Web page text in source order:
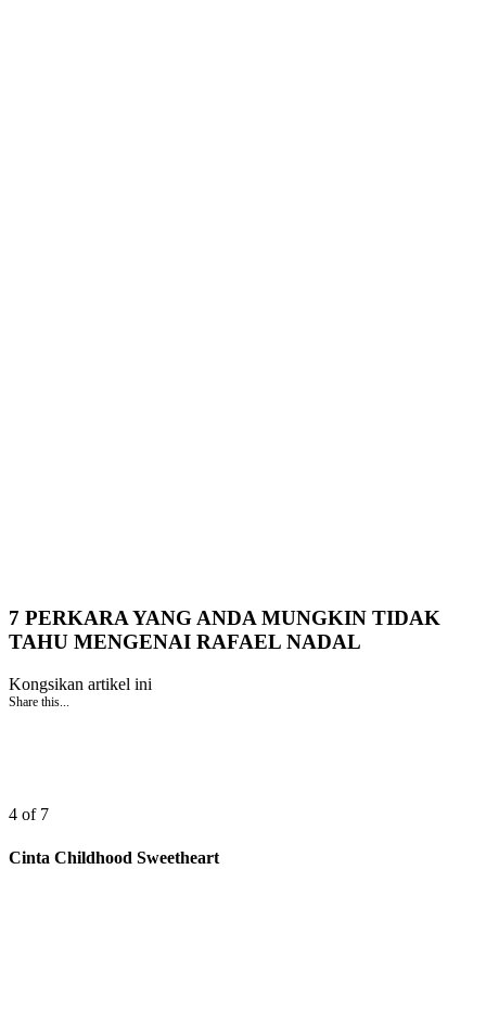
7 PERKARA YANG ANDA MUNGKIN TIDAK
TAHU MENGENAI RAFAEL NADAL
Kongsikan artikel ini
Share this...
4 of 7
Cinta Childhood Sweetheart